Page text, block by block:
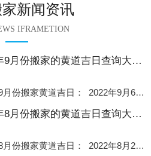
新闻资讯
IFRAMETION
余姚2022年9月份搬家的黄道吉日查询大全一览表哪天适合搬家好日子
余姚2022年9月份搬家黄道吉日： 2022年9月6日 「星期二」 农历八月十一2022年9月12日 「星期一」 农历八月十七2022年9月16日 「星期五」 农历八月廿一2022年9月2
余姚2022年8月份搬家的黄道吉日查询大全一览表哪天适合搬家好日子
余姚2022年8月份搬家黄道吉日： 2022年8月2日 「星期二」 农历七月初五2022年8月6日 「星期六」 农历七月初九2022年8月8日 「星期一」 农历七月十一2022年8月10日 「